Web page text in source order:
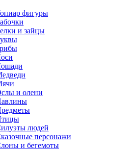
фигуры
и зайцы
и олени
людей
персонажи
и бегемоты